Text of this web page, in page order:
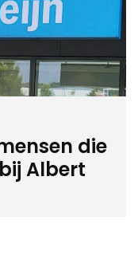
die
Albert